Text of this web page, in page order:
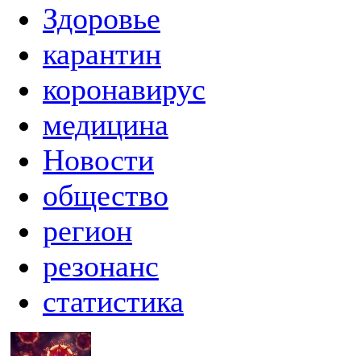
Здоровье
карантин
коронавирус
медицина
Новости
общество
регион
резонанс
статистика